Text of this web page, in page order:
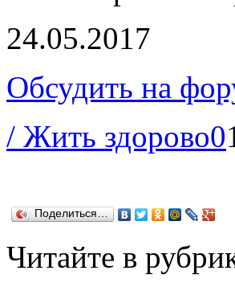
24.05.2017
Обсудить на
/ Жить здорово0
Поделиться…
Читайте в